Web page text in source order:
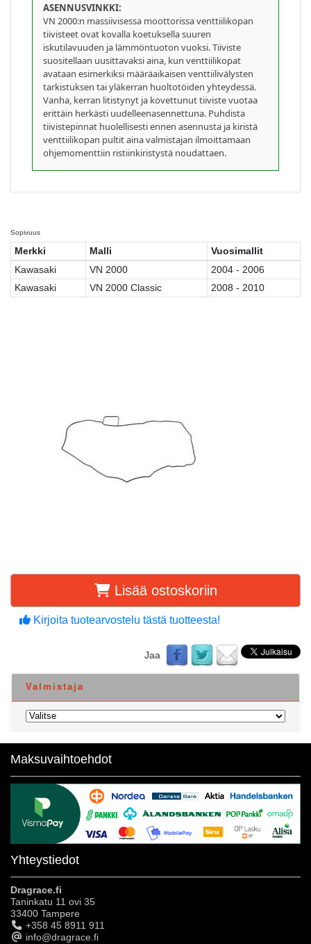
ASENNUSVINKKI:
VN 2000:n massiivisessa moottorissa venttiilikopan
tiivisteet ovat kovalla koetuksella suuren
iskutilavuuden ja lämmöntuoton vuoksi. Tiiviste
suositellaan uusittavaksi aina, kun venttiilikopat
avataan esimerkiksi määräaikaisen venttiilivälysten
tarkistuksen tai yläkerran huoltotöiden yhteydessä.
Vanha, kerran litistynyt ja kovettunut tiiviste vuotaa
erittäin herkästi uudelleenasennettuna. Puhdista
tiivistepinnat huolellisesti ennen asennusta ja kiristä
venttiilikopan pultit aina valmistajan ilmoittamaan
ohjemomenttiin ristiinkiristystä noudattaen.
Sopivuus
Merkki Malli
Vuosimallit
Kawasaki
VN 2000
2004 - 2006
Kawasaki
VN 2000 Classic 2008 - 2010
Lisää ostoskoriin
Kirjoita tuotearvostelu tästä tuotteesta!
Jaa
Valmistaja
Maksuvaihtoehdot
Yhteystiedot
Dragrace.fi
Taninkatu 11 ovi 35
33400 Tampere
+358 45 8911 911
info@dragrace.fi